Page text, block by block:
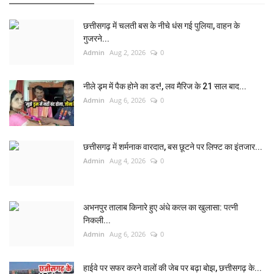
छत्तीसगढ़ में चलती बस के नीचे धंस गई पुलिया, वाहन के
गुजरने...
Admin Aug 2, 2026 0
नीले ड्र्म में पैक होने का डर!, लव मैरिज के 21 साल बाद...
Admin Aug 6, 2026 0
छत्तीसगढ़ में शर्मनाक वारदात, बस छूटने पर लिफ्ट का इंतजार...
Admin Aug 4, 2026 0
अभनपुर तालाब किनारे हुए अंधे कत्ल का खुलासा: पत्नी
निकली...
Admin Aug 6, 2026 0
हाईवे पर सफर करने वालों की जेब पर बढ़ा बोझ, छत्तीसगढ़ के...